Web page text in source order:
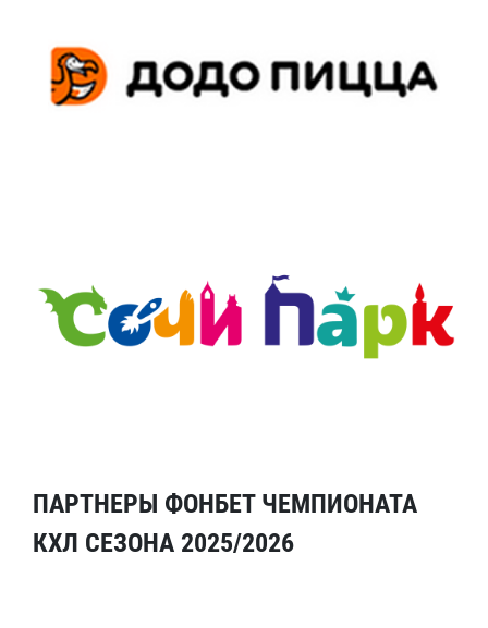
ПАРТНЕРЫ ФОНБЕТ ЧЕМПИОНАТА
КХЛ СЕЗОНА 2025/2026